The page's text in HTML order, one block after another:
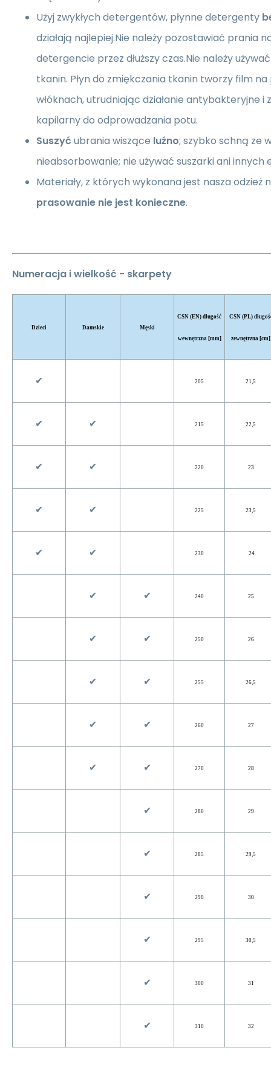
Użyj zwykłych detergentów, płynne detergenty
działają najlepiej.Nie należy pozostawiać prania
detergencie przez dłuższy czas.Nie należy
tkanin. Płyn do zmiękczania tkanin tworzy film
włóknach, utrudniając działanie antybakteryjne
kapilarny do odprowadzania potu.
Suszyć ubrania wiszące luźno; szybko schną ze
nieabsorbowanie; nie używać suszarki ani
Materiały, z których wykonana jest nasza odzież
prasowanie nie jest konieczne.
Numeracja i wielkość - skarpety
Dzieci Damskie Męski
CSN (EN) długość
wewnętrzna [mm]
CSN (PL)
zewnętrzna [cm]
✔︎ 205 21,5
✔︎ ✔︎ 215 22,5
✔︎ ✔︎ 220 23
✔︎ ✔︎ 225 23,5
✔︎ ✔︎ 230 24
✔︎ ✔︎ 240 25
✔︎ ✔︎ 250 26
✔︎ ✔︎ 255 26,5
✔︎ ✔︎ 260 27
✔︎ ✔︎ 270 28
✔︎ 280 29
✔︎ 285 29,5
✔︎ 290 30
✔︎ 295 30,5
✔︎ 300 31
✔︎ 310 32